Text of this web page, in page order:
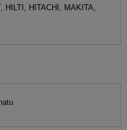
HILTI, HITACHI, MAKITA,